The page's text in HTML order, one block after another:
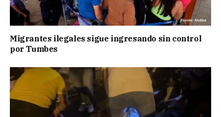
Migrantes ilegales sigue ingresando sin control
por Tumbes